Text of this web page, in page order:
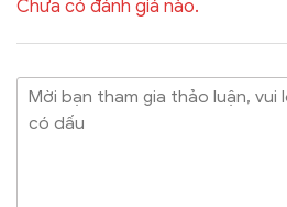
Chưa có đánh giá nào.